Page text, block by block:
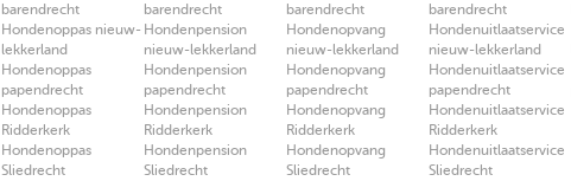
barendrecht
Hondenoppas nieuw-
lekkerland
Hondenoppas
papendrecht
Hondenoppas
Ridderkerk
Hondenoppas
Sliedrecht
barendrecht
Hondenpension
nieuw-lekkerland
Hondenpension
papendrecht
Hondenpension
Ridderkerk
Hondenpension
Sliedrecht
barendrecht
Hondenopvang
nieuw-lekkerland
Hondenopvang
papendrecht
Hondenopvang
Ridderkerk
Hondenopvang
Sliedrecht
barendrecht
Hondenuitlaatservice
nieuw-lekkerland
Hondenuitlaatservice
papendrecht
Hondenuitlaatservice
Ridderkerk
Hondenuitlaatservice
Sliedrecht